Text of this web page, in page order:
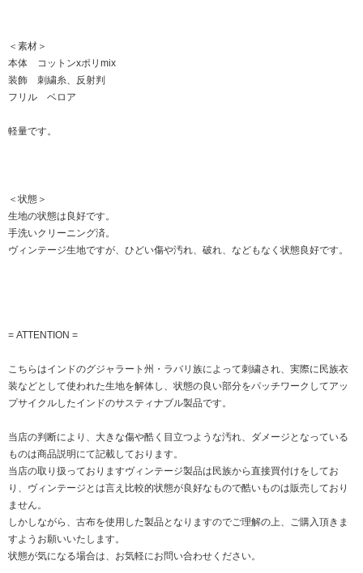
＜素材＞
本体 コットンxポリmix
装飾 刺繍糸、反射判
フリル ベロア
軽量です。
＜状態＞
生地の状態は良好です。
手洗いクリーニング済。
ヴィンテージ生地ですが、ひどい傷や汚れ、破れ、などもなく状態良好です。
= ATTENTION =
こちらはインドのグジャラート州・ラバリ族によって刺繍され、実際に民族衣
装などとして使われた生地を解体し、状態の良い部分をパッチワークしてアッ
プサイクルしたインドのサスティナブル製品です。
当店の判断により、大きな傷や酷く目立つような汚れ、ダメージとなっている
ものは商品説明にて記載しております。
当店の取り扱っておりますヴィンテージ製品は民族から直接買付けをしてお
り、ヴィンテージとは言え比較的状態が良好なもので酷いものは販売しており
ません。
しかしながら、古布を使用した製品となりますのでご理解の上、ご購入頂きま
すようお願いいたします。
状態が気になる場合は、お気軽にお問い合わせください。